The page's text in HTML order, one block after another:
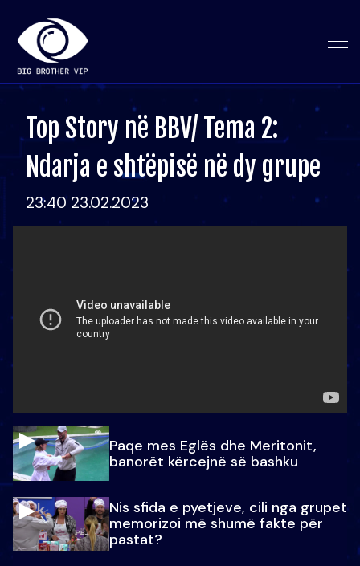
Top Story në BBV/ Tema 2:
Ndarja e shtëpisë në dy grupe
23:40 23.02.2023
Paqe mes Eglës dhe Meritonit,
banorët kërcejnë së bashku
Nis sfida e pyetjeve, cili nga grupet
memorizoi më shumë fakte për
pastat?